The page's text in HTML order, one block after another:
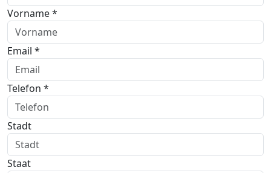
Vorname *
Email *
Telefon *
Stadt
Staat